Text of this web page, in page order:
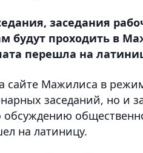
заседания
будут проходить в
перешла на
сайте Мажилиса в
заседаний, но и
обсуждению
на латиницу.